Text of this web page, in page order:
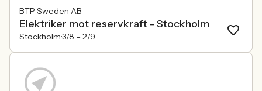
BTP Sweden AB
Elektriker mot reservkraft - Stockholm
Stockholm3/8 – 2/9